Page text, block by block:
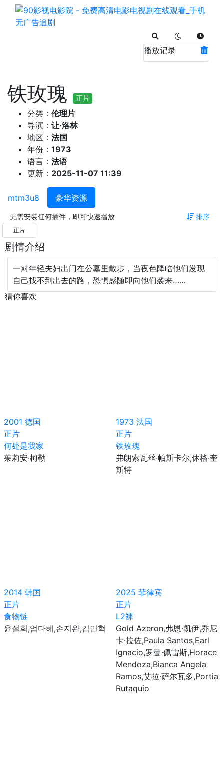
播放记录
铁玫瑰 正片
分类： 伦理片
导演： 让·洛林
地区： 法国
年份： 1973
语言： 法语
更新： 2025-11-07 11:39
mtm3u8 豪华资源
无需安装任何插件，即可快速播放 排序
正片
剧情介绍
一对年轻夫妇出门在公墓里散步，当夜色降临他们发现
自己找不到出去的路，恐惧感随即向他们袭来……
猜你喜欢
2001 德国
正片
何处是我家
茱莉安·柯勒
1973 法国
正片
铁玫瑰
弗朗索瓦丝·帕斯卡尔,休格·奎
斯特
2014 韩国
正片
食物链
윤설희,엄다혜,손지완,김민혁
2025 菲律宾
正片
L2裸
Gold Azeron,弗恩·凯伊,乔尼
卡·拉佐,Paula Santos,Earl
Ignacio,罗曼·佩雷斯,Horace
Mendoza,Bianca Angela
Ramos,艾拉·萨尔瓦多,Portia
Rutaquio